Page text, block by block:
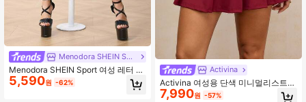
Menodora SHEIN Sport
Menodora SHEIN Sport 여성 레터 디
자인 러플 엣지 캐주얼 스포츠 스코트
스커트, 여름 라틴 댄스웨어
5,590원 -62%
Activina
Activina 여성용 단색 미니멀리스트
캐주얼 & 스포츠 스커트/스커트
7,990원 -57%